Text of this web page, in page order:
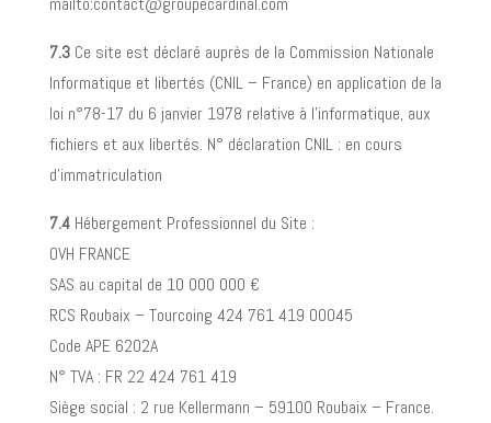
7.3Ce site est déclaré auprès de la Commission Nationale
Informatique et libertés (CNIL – France) en application de la
loi n°78-17 du 6 janvier 1978 relative à l’informatique, aux
fichiers et aux libertés. N° déclaration CNIL : en cours
d’immatriculation
7.4Hébergement Professionnel du Site :
OVH FRANCE
SAS au capital de 10 000 000 €
RCS Roubaix – Tourcoing 424 761 419 00045
Code APE 6202A
N° TVA : FR 22 424 761 419
Siège social : 2 rue Kellermann – 59100 Roubaix – France.